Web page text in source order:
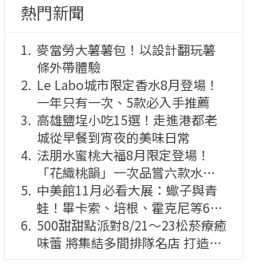
熱門新聞
麥當勞大薯薯包！以設計翻玩薯
條外帶體驗
Le Labo城市限定香水8月登場！
一年只有一次、5款必入手推薦
高雄鹽埕小吃15選！走進港都老
城從早餐到宵夜的美味日常
法朋水蜜桃大福8月限定登場！
「花織桃韻」一次品嘗六款水蜜
桃花果大福
中美館11月必看大展：蠍子與青
蛙！畢卡索、培根、霍克尼等66
件國巨典藏亮相
500甜甜點派對8/21～23松菸療癒
味蕾 將集結多間排隊名店 打造靈